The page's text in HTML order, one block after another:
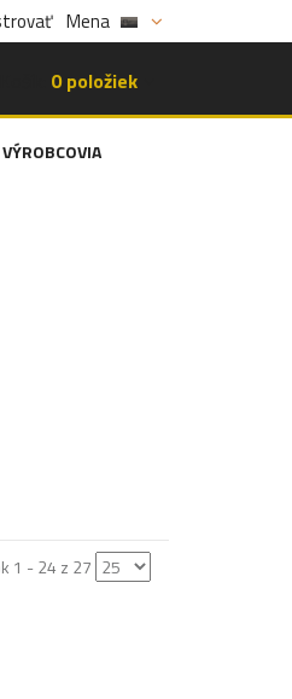
Mena
0 položiek
VÝROBCOVIA
1 - 24 z 27